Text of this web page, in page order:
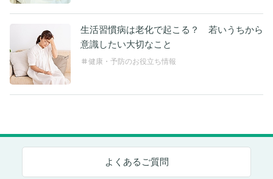
生活習慣病は老化で起こる？ 若いうちから
意識したい大切なこと
健康・予防のお役立ち情報
よくあるご質問